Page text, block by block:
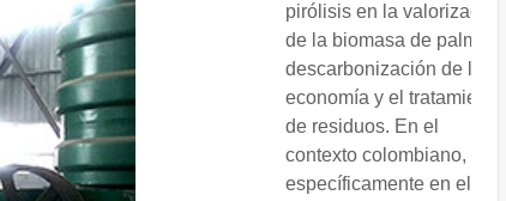
pirólisis en la valorización
de la biomasa de palma, la
descarbonización de la
economía y el tratamiento
de residuos. En el
contexto colombiano,
específicamente en el